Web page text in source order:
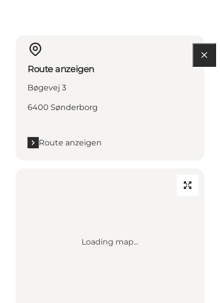
Route anzeigen
Bøgevej 3
6400 Sønderborg
Route anzeigen
Loading map...